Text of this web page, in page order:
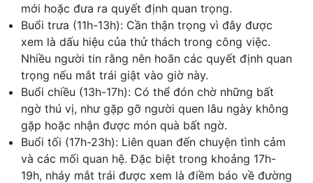
mới hoặc đưa ra quyết định quan trọng.
Buổi trưa (11h-13h): Cần thận trọng vì đây được
xem là dấu hiệu của thử thách trong công việc.
Nhiều người tin rằng nên hoãn các quyết định quan
trọng nếu mắt trái giật vào giờ này.
Buổi chiều (13h-17h): Có thể đón chờ những bất
ngờ thú vị, như gặp gỡ người quen lâu ngày không
gặp hoặc nhận được món quà bất ngờ.
Buổi tối (17h-23h): Liên quan đến chuyện tình cảm
và các mối quan hệ. Đặc biệt trong khoảng 17h-
19h, nháy mắt trái được xem là điềm báo về đường